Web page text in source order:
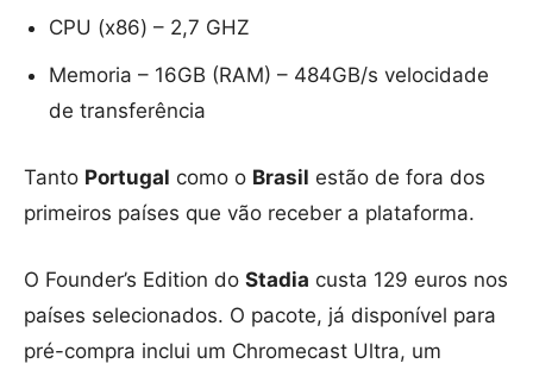
CPU (x86) – 2,7 GHZ
Memoria – 16GB (RAM) – 484GB/s velocidade
de transferência
Tanto Portugal como o Brasil estão de fora dos
primeiros países que vão receber a plataforma.
O Founder’s Edition do Stadia custa 129 euros nos
países selecionados. O pacote, já disponível para
pré-compra inclui um Chromecast Ultra, um